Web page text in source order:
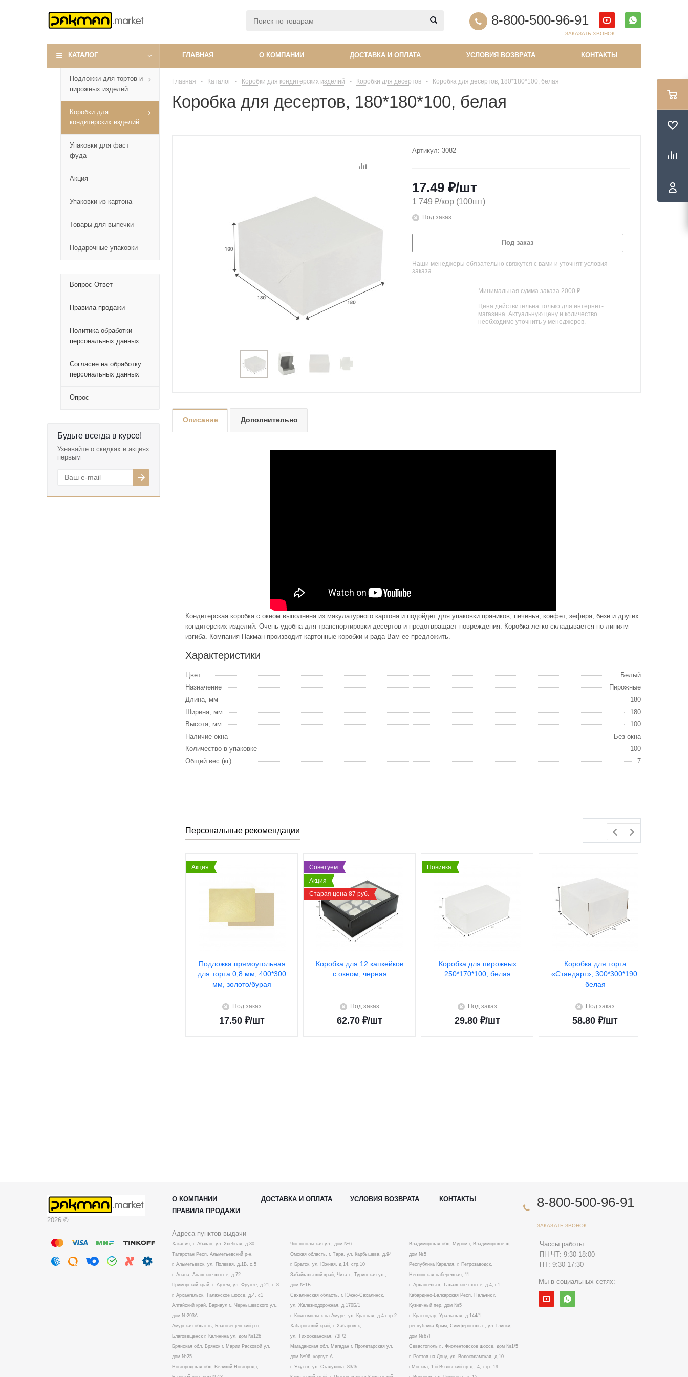
8-800-500-96-91
ЗАКАЗАТЬ ЗВОНОК
КАТАЛОГ ГЛАВНАЯ О КОМПАНИИ ДОСТАВКА И ОПЛАТА УСЛОВИЯ ВОЗВРАТА КОНТАКТЫ
Подложки для тортов и
пирожных изделий
Коробки для
кондитерских изделий
Упаковки для фаст
фуда
Акция
Упаковки из картона
Товары для выпечки
Подарочные упаковки
Вопрос-Ответ
Правила продажи
Политика обработки
персональных данных
Согласие на обработку
персональных данных
Опрос
Будьте всегда в курсе!
Узнавайте о скидках и акциях
первым
Главная - Каталог - Коробки для кондитерских изделий - Коробки для десертов - Коробка для десертов, 180*180*100, белая
Коробка для десертов, 180*180*100, белая
Артикул: 3082
17.49 ₽/шт
1 749 ₽/кор (100шт)
Под заказ
Под заказ
Наши менеджеры обязательно свяжутся с вами и уточнят условия
заказа
Минимальная сумма заказа 2000 ₽
Цена действительна только для интернет-
магазина. Актуальную цену и количество
необходимо уточнить у менеджеров.
Описание Дополнительно
Кондитерская коробка с окном выполнена из макулатурного картона и подойдет для упаковки пряников, печенья, конфет, зефира, безе и других
кондитерских изделий. Очень удобна для транспортировки десертов и предотвращает повреждения. Коробка легко складывается по линиям
изгиба. Компания Пакман производит картонные коробки и рада Вам ее предложить.
Характеристики
Цвет
Белый
Назначение
Пирожные
Длина, мм
180
Ширина, мм
180
Высота, мм
100
Наличие окна
Без окна
Количество в упаковке
100
Общий вес (кг)
7
Персональные рекомендации
Акция
Подложка прямоугольная
для торта 0,8 мм, 400*300
мм, золото/бурая
Под заказ
17.50 ₽/шт
Советуем
Акция
Старая цена 87 руб.
Коробка для 12 капкейков
с окном, черная
Под заказ
62.70 ₽/шт
Новинка
Коробка для пирожных
250*170*100, белая
Под заказ
29.80 ₽/шт
Коробка для торта
«Стандарт», 300*300*190,
белая
Под заказ
58.80 ₽/шт
2026 ©
О КОМПАНИИ ДОСТАВКА И ОПЛАТА УСЛОВИЯ ВОЗВРАТА
КОНТАКТЫ
ПРАВИЛА ПРОДАЖИ
Адреса пунктов выдачи
Хакасия, г. Абакан, ул. Хлебная, д.30
Татарстан Респ, Альметьевский р-н,
г. Альметьевск, ул. Полевая, д.1В, с.5
г. Анапа, Анапское шоссе, д.72
Приморский край, г. Артем, ул. Фрунзе, д.21, с.8
г. Архангельск, Талажское шоссе, д.4, с1
Алтайский край, Барнаул г., Чернышевского ул.,
дом №293А
Амурская область, Благовещенский р-н,
Благовещенск г, Калинина ул, дом №126
Брянская обл, Брянск г, Марии Расковой ул,
дом №25
Новгородская обл, Великий Новгород г,
Чистопольская ул., дом №6
Омская область, г. Тара, ул. Карбышева, д.94
г. Братск, ул. Южная, д.14, стр.10
Забайкальский край, Чита г., Туринская ул.,
дом №1Б
Сахалинская область, г. Южно-Сахалинск,
ул. Железнодорожная, д.170Б/1
г. Комсомольск-на-Амуре, ул. Красная, д.4 стр.2
Хабаровский край, г. Хабаровск,
ул. Тихоокеанская, 73Г/2
Магаданская обл, Магадан г, Пролетарская ул,
дом №96, корпус А
г. Якутск, ул. Стадухина, 83/3г
Владимирская обл, Муром г, Владимирское ш,
дом №5
Республика Карелия, г. Петрозаводск,
Неглинская набережная, 11
г. Архангельск, Талажское шоссе, д.4, с1
Кабардино-Балкарская Респ, Нальчик г,
Кузнечный пер, дом №5
г. Краснодар, Уральская, д.144/1
республика Крым, Симферополь г., ул. Глинки,
дом №67Г
Севастополь г., Фиолентовское шоссе, дом №1/5
г. Ростов-на-Дону, ул. Волоколамская, д.10
г.Москва, 1-й Вязовский пр-д., 4, стр. 19
8-800-500-96-91
ЗАКАЗАТЬ ЗВОНОК
Чассы работы:
ПН-ЧТ: 9:30-18:00
ПТ: 9:30-17:30
Мы в социальных сетях: